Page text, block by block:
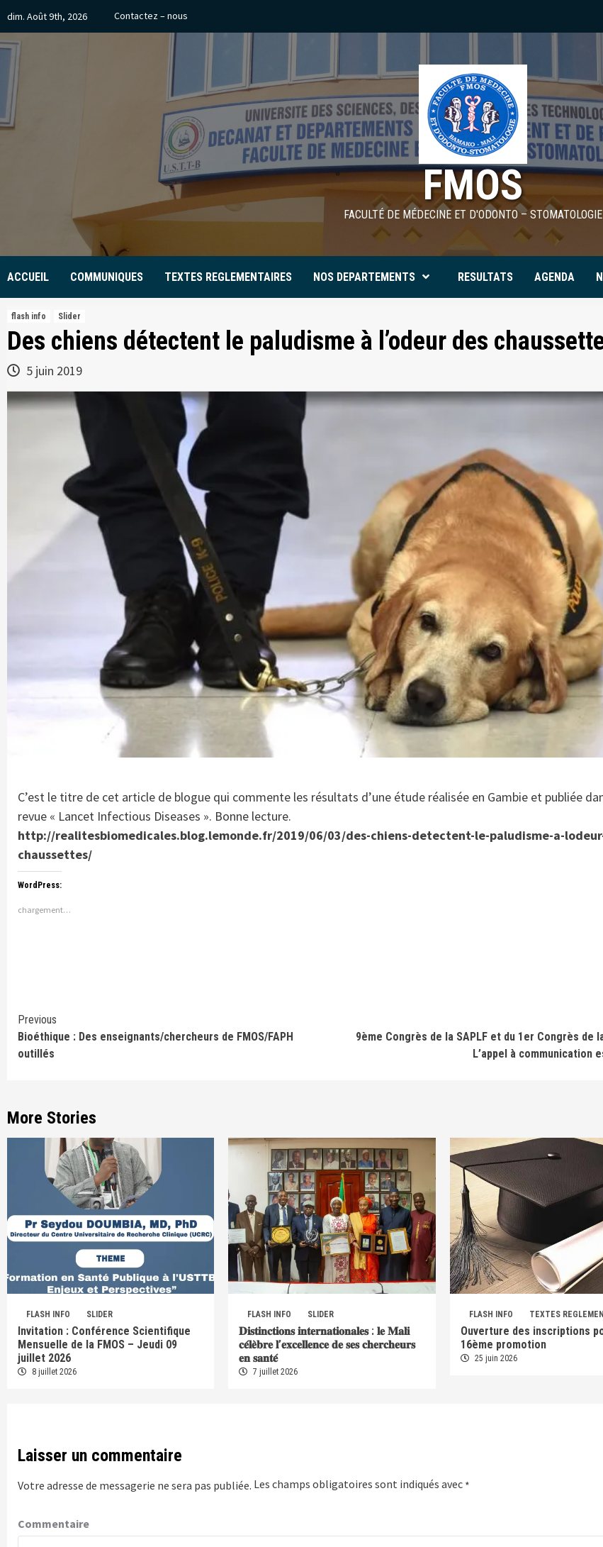
content
dim. Août 9th, 2026 Contactez – nous
FMOS
FACULTÉ DE MÉDECINE ET D'ODONTO – STOMATOLOGIE
ACCUEIL COMMUNIQUES TEXTES REGLEMENTAIRES NOS DEPARTEMENTS RESULTATS AGENDA
flash info Slider
Des chiens détectent le paludisme à l’odeur des
5 juin 2019
C’est le titre de cet article de blogue qui commente les résultats d’une étude réalisée en Gambie et publiée
revue « Lancet Infectious Diseases ». Bonne lecture.
http://realitesbiomedicales.blog.lemonde.fr/2019/06/03/des-chiens-detectent-le-paludisme-a-
chaussettes/
WordPress:
chargement…
Continue
Reading
Previous
Bioéthique : Des enseignants/chercheurs de FMOS/FAPH
outillés
9ème Congrès de la SAPLF et du 1er Congrès de
L’appel à communication
More Stories
FLASH INFO SLIDER
Invitation : Conférence Scientifique
Mensuelle de la FMOS – Jeudi 09
juillet 2026
8 juillet 2026
FLASH INFO SLIDER
𝐃𝐢𝐬𝐭𝐢𝐧𝐜𝐭𝐢𝐨𝐧𝐬 𝐢𝐧𝐭𝐞𝐫𝐧𝐚𝐭𝐢𝐨𝐧𝐚𝐥𝐞𝐬 : 𝐥𝐞 𝐌𝐚𝐥𝐢
𝐜𝐞́𝐥𝐞̀𝐛𝐫𝐞 𝐥’𝐞𝐱𝐜𝐞𝐥𝐥𝐞𝐧𝐜𝐞 𝐝𝐞 𝐬𝐞𝐬 𝐜𝐡𝐞𝐫𝐜𝐡𝐞𝐮𝐫𝐬
𝐞𝐧 𝐬𝐚𝐧𝐭𝐞́
7 juillet 2026
FLASH INFO TEXTES
Ouverture des inscriptions
16ème promotion
25 juin 2026
Laisser un commentaire
Votre adresse de messagerie ne sera pas publiée. Les champs obligatoires sont indiqués avec *
Commentaire